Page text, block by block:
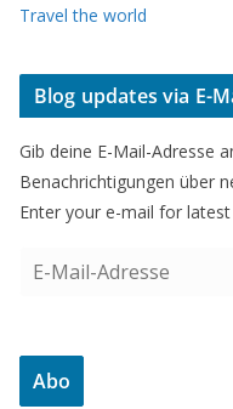
Travel the world
Blog updates via E-
Gib deine E-Mail-Adresse
Benachrichtigungen über
Enter your e-mail for
a
Abo